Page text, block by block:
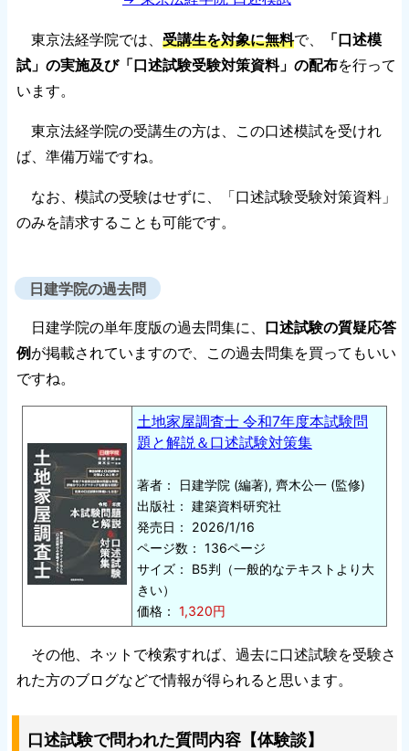
東京法経学院では、 受講生を対象に無料で、
「口述模
試」の実施及び「口述試験受験対策資料」の配布を行って
います。
東京法経学院の受講生の方は、この口述模試を受けれ
ば、準備万端ですね。
なお、模試の受験はせずに、「口述試験受験対策資料」
のみを請求することも可能です。
日建学院の過去問
日建学院の単年度版の過去問集に、 口述試験の質疑応答
例 が掲載されていますので、この過去問集を買ってもいい
ですね。
土地家屋調査士 令和7年度本試験問
題と解説＆口述試験対策集
著者： 日建学院 (編著), 齊木公一 (監修)
出版社： 建築資料研究社
発売日： 2026/1/16
ページ数： 136ページ
サイズ： B5判（一般的なテキストより大
きい）
価格： 1,320円
その他、ネットで検索すれば、過去に口述試験を受験さ
れた方のブログなどで情報が得られると思います。
口述試験で問われた質問内容【体験談】